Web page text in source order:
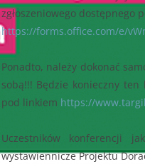
zgłoszeniowego dostępnego
https://forms.office.com/e/
Ponadto, należy dokonać
sobą!!! Będzie konieczny
pod linkiem https://
Uczestników konferencji
wystawiennicze Projektu